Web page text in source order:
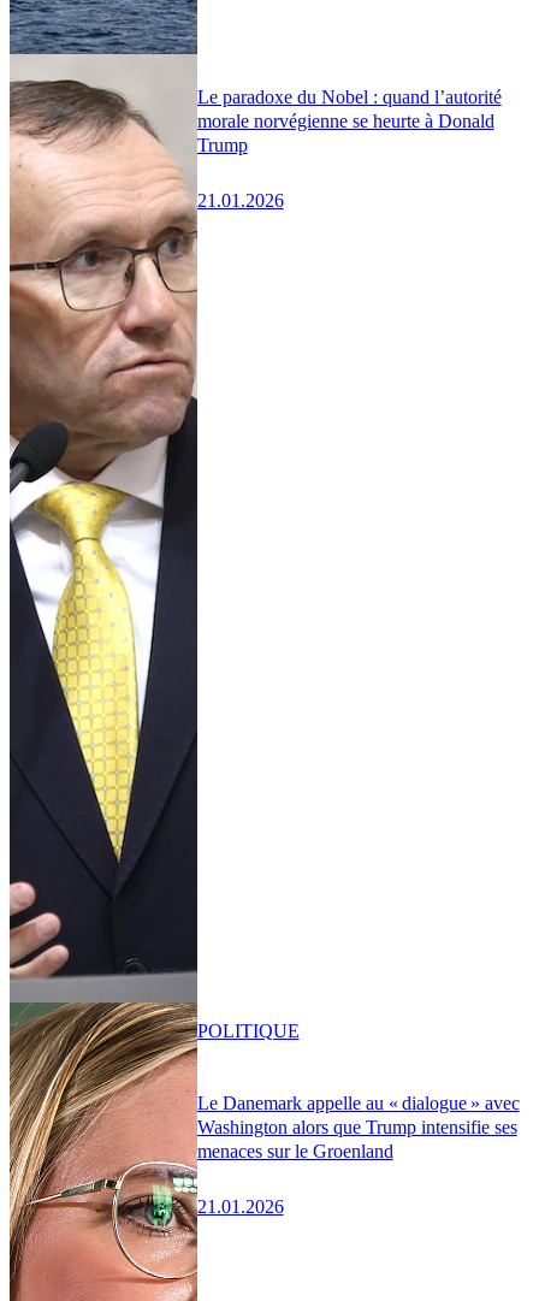
Le paradoxe du Nobel : quand l’autorité
morale norvégienne se heurte à Donald
Trump
21.01.2026
Le Danemark appelle au « dialogue » avec
Washington alors que Trump intensifie ses
menaces sur le Groenland
21.01.2026
POLITIQUE